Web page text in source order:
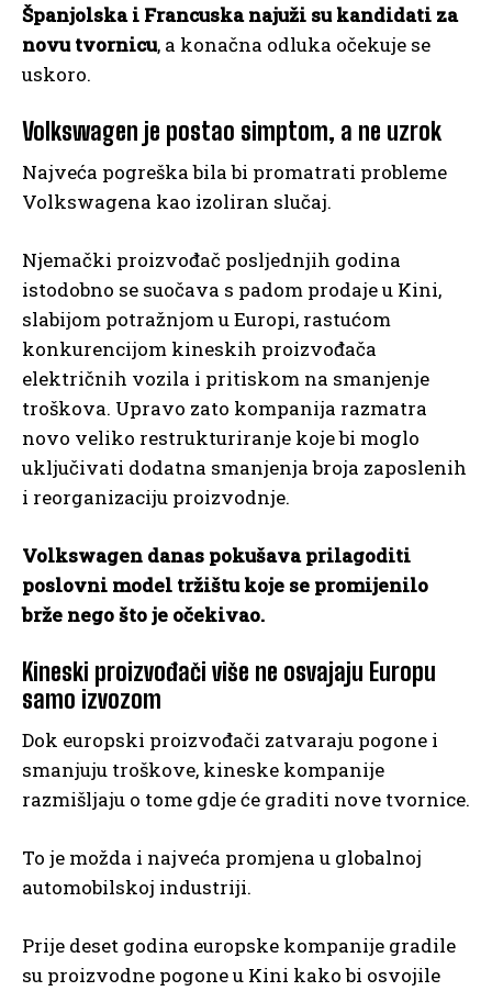
Španjolska i Francuska najuži su kandidati za
novu tvornicu, a konačna odluka očekuje se
uskoro.
Volkswagen je postao simptom, a ne uzrok
Najveća pogreška bila bi promatrati probleme
Volkswagena kao izoliran slučaj.
Njemački proizvođač posljednjih godina
istodobno se suočava s padom prodaje u Kini,
slabijom potražnjom u Europi, rastućom
konkurencijom kineskih proizvođača
električnih vozila i pritiskom na smanjenje
troškova. Upravo zato kompanija razmatra
novo veliko restrukturiranje koje bi moglo
uključivati dodatna smanjenja broja zaposlenih
i reorganizaciju proizvodnje.
Volkswagen danas pokušava prilagoditi
poslovni model tržištu koje se promijenilo
brže nego što je očekivao.
Kineski proizvođači više ne osvajaju Europu
samo izvozom
Dok europski proizvođači zatvaraju pogone i
smanjuju troškove, kineske kompanije
razmišljaju o tome gdje će graditi nove tvornice.
To je možda i najveća promjena u globalnoj
automobilskoj industriji.
Prije deset godina europske kompanije gradile
su proizvodne pogone u Kini kako bi osvojile